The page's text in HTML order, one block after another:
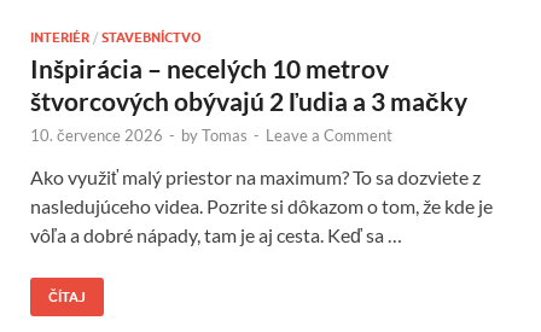
INTERIÉR / STAVEBNÍCTVO
Inšpirácia – necelých 10 metrov
štvorcových obývajú 2 ľudia a 3 mačky
10. července 2026 - byTomas - Leave a Comment
Ako využiť malý priestor na maximum? To sa dozviete z
nasledujúceho videa. Pozrite si dôkazom o tom, že kde je
vôľa a dobré nápady, tam je aj cesta. Keď sa …
ČÍTAJ